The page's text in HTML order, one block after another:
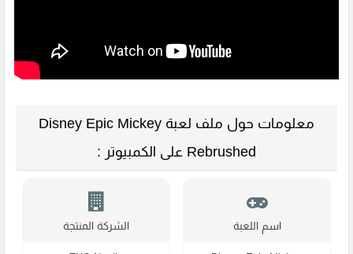
معلومات حول ملف لعبة Disney Epic Mickey
Rebrushed على الكمبيوتر :
اسم اللعبة الشركة المنتجة